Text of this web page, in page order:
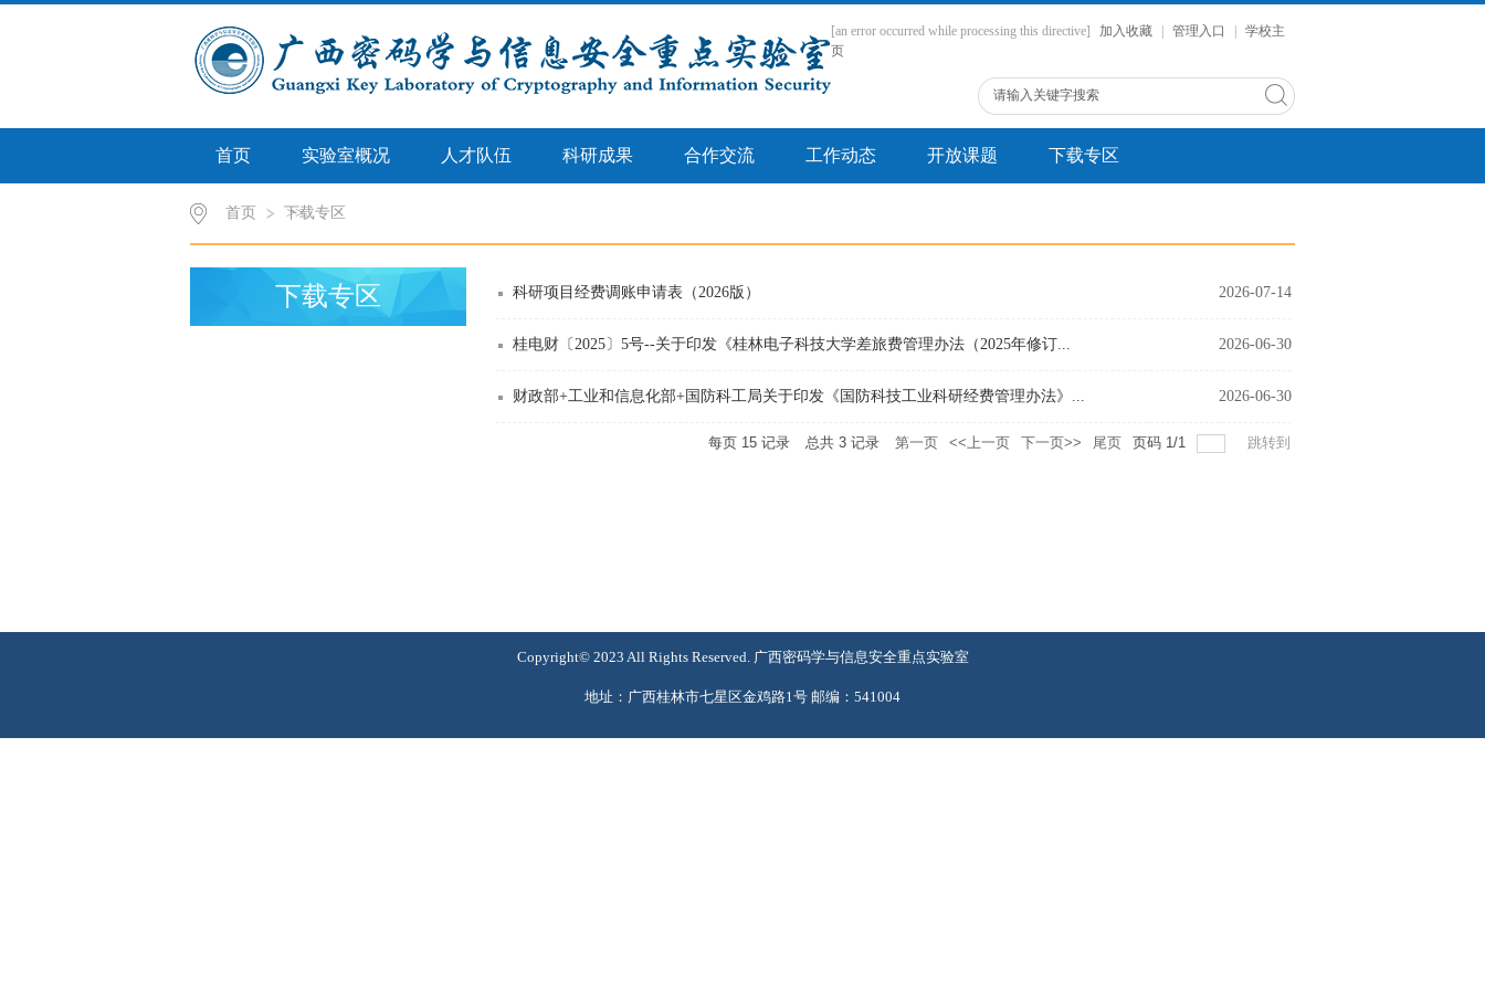
[an error occurred while processing this directive] 加入收藏 管理入口
学校主
页
首页 实验室概况 人才队伍 科研成果 合作交流 工作动态 开放课题 下载专区
首页 >>
下载专区
下载专区 科研项目经费调账申请表（2026版） 2026-07-14
桂电财〔2025〕5号--关于印发《桂林电子科技大学差旅费管理办法（2025年修订... 2026-06-30
财政部+工业和信息化部+国防科工局关于印发《国防科技工业科研经费管理办法》... 2026-06-30
每页 15 记录 总共 3 记录 第一页 <<上一页 下一页>> 尾页 页码 1/1 跳转到
Copyright© 2023 All Rights Reserved. 广西密码学与信息安全重点实验室
地址：广西桂林市七星区金鸡路1号 邮编：541004